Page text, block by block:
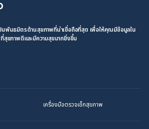
พันธมิตรด้านสุขภาพที่น่าเชื่อถือที่สุด เพื่อให้คุณมีข้อมูลใน
สุขภาพดีและมีความสุขมากยิ่งขึ้น
เครื่องมือตรวจเช็กสุขภาพ